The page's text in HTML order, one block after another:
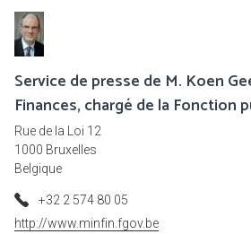
Service de presse de M. Koen
Finances, chargé de la Fonction
Rue de la Loi 12
1000 Bruxelles
Belgique
+32 2 574 80 05
http://www.minfin.fgov.be